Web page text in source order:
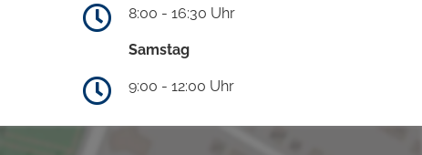
8:00 - 16:30 Uhr
Samstag
9:00 - 12:00 Uhr